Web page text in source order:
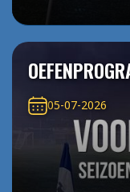
05-07-2026